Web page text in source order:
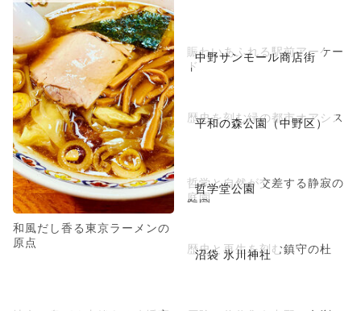
和風だし香る東京ラーメンの
原点
中野サンモール商店街
賑わいあふれる駅前アーケー
ド
平和の森公園（中野区）
歴史を刻む緑の都市オアシス
哲学堂公園
哲学と自然が交差する静寂の
庭園
沼袋 氷川神社
歴史と再生を刻む鎮守の杜